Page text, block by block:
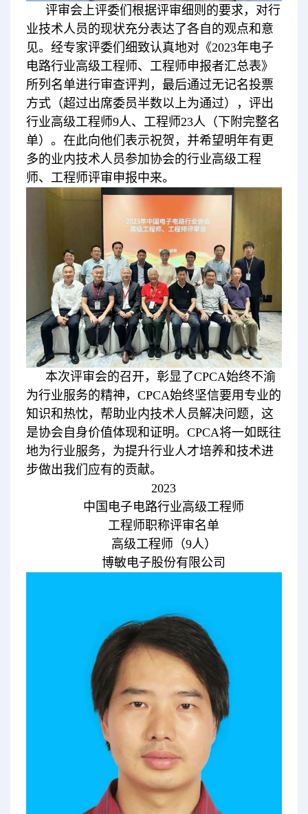
评审会上评委们根据评审细则的要求，对行
业技术人员的现状充分表达了各自的观点和意
见。经专家评委们细致认真地对《2023年电子
电路行业高级工程师、工程师申报者汇总表》
所列名单进行审查评判，最后通过无记名投票
方式（超过出席委员半数以上为通过），评出
行业高级工程师9人、工程师23人（下附完整名
单）。在此向他们表示祝贺，并希望明年有更
多的业内技术人员参加协会的行业高级工程
师、工程师评审申报中来。
本次评审会的召开，彰显了CPCA始终不渝
为行业服务的精神，CPCA始终坚信要用专业的
知识和热忱，帮助业内技术人员解决问题，这
是协会自身价值体现和证明。CPCA将一如既往
地为行业服务，为提升行业人才培养和技术进
步做出我们应有的贡献。
2023
中国电子电路行业高级工程师
工程师职称评审名单
高级工程师（9人）
博敏电子股份有限公司